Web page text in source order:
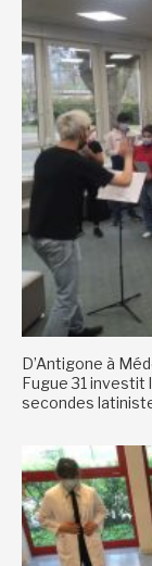
D’Antigone à
Fugue 31 investit
secondes